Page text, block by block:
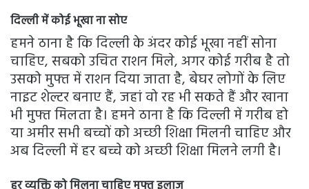
दिल्ली में कोई भूखा ना सोए
हमने ठाना है कि दिल्ली के अंदर कोई भूखा नहीं सोना
चाहिए, सबको उचित राशन मिले, अगर कोई गरीब है तो
उसको मुफ्त में राशन दिया जाता है, बेघर लोगों के लिए
नाइट शेल्टर बनाए हैं, जहां वो रह भी सकते हैं और खाना
भी मुफ्त मिलता है। हमने ठाना है कि दिल्ली में गरीब हो
या अमीर सभी बच्चों को अच्छी शिक्षा मिलनी चाहिए और
अब दिल्ली में हर बच्चे को अच्छी शिक्षा मिलने लगी है।